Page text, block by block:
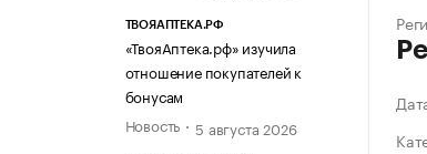
ТВОЯАПТЕКА.РФ
«ТвояАптека.рф» изучила
отношение покупателей к
бонусам
Новость
5 августа 2026